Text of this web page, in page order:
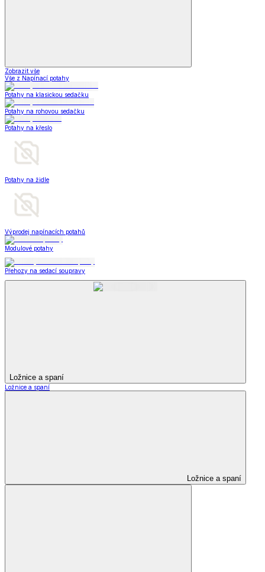
Zobrazit vše
Vše z Napínací potahy
Potahy na klasickou sedačku
Potahy na rohovou sedačku
Potahy na křeslo
Potahy na židle
Výprodej napínacích potahů
Modulové potahy
Přehozy na sedací soupravy
Ložnice a spaní
Ložnice a spaní
Ložnice a spaní